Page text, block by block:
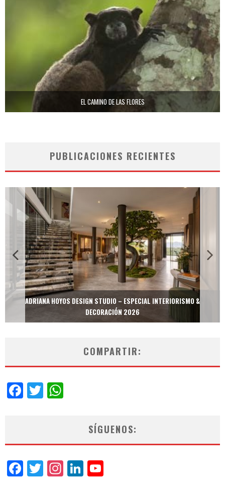
EL CAMINO DE LAS FLORES
PUBLICACIONES RECIENTES
ADRIANA HOYOS DESIGN STUDIO – ESPECIAL INTERIORISMO &
DECORACIÓN 2026
COMPARTIR:
Facebook
Twitter
SÍGUENOS:
Facebook
Twitter
Instagram
LinkedIn